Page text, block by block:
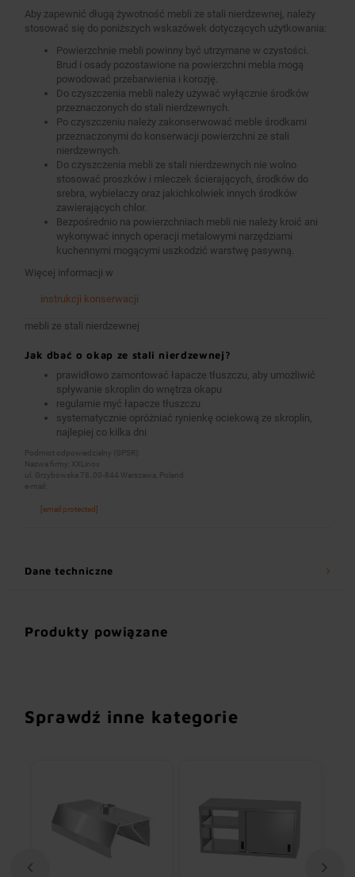
Aby zapewnić długą żywotność mebli ze stali nierdzewnej, należy
stosować się do poniższych wskazówek dotyczących użytkowania:
Powierzchnie mebli powinny być utrzymane w czystości.
Brud i osady pozostawione na powierzchni mebla mogą
powodować przebarwienia i korozję.
Do czyszczenia mebli należy używać wyłącznie środków
przeznaczonych do stali nierdzewnych.
Po czyszczeniu należy zakonserwować meble środkami
przeznaczonymi do konserwacji powierzchni ze stali
nierdzewnych.
Do czyszczenia mebli ze stali nierdzewnych nie wolno
stosować proszków i mleczek ścierających, środków do
srebra, wybielaczy oraz jakichkolwiek innych środków
zawierających chlor.
Bezpośrednio na powierzchniach mebli nie należy kroić ani
wykonywać innych operacji metalowymi narzędziami
kuchennymi mogącymi uszkodzić warstwę pasywną.
Więcej informacji w
instrukcji konserwacji
mebli ze stali nierdzewnej
Jak dbać o okap ze stali nierdzewnej?
prawidłowo zamontować łapacze tłuszczu, aby umożliwić
spływanie skroplin do wnętrza okapu
regularnie myć łapacze tłuszczu
systematycznie opróżniać rynienkę ociekową ze skroplin,
najlepiej co kilka dni
Podmiot odpowiedzialny (GPSR):
Nazwa firmy: XXLinox
ul. Grzybowska 78, 00-844 Warszawa, Poland
e-mail:
[email protected]
Dane techniczne
Produkty powiązane
Sprawdź inne kategorie